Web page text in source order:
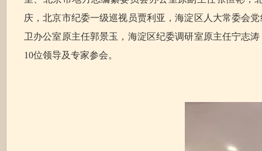
庆，北京市纪委一级巡视员贾利亚，海淀区人大常委会
卫办公室原主任郭景玉，海淀区纪委调研室原主任宁志
10位领导及专家参会。